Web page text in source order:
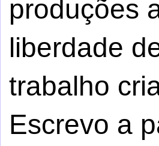
produções
liberdade
trabalho
Escrevo a